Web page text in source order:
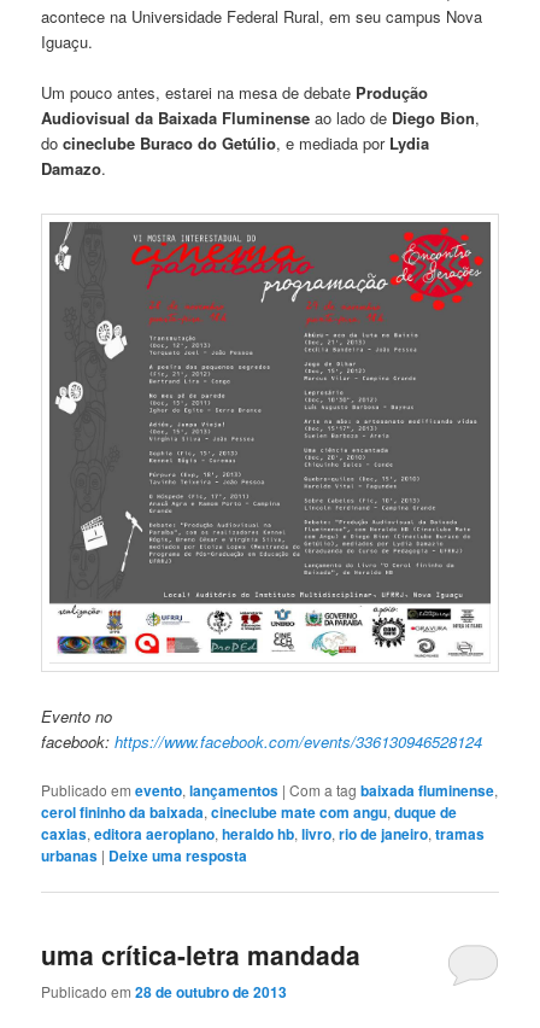
acontece na Universidade Federal Rural, em seu campus Nova
Iguaçu.
Um pouco antes, estarei na mesa de debate Produção
Audiovisual da Baixada Fluminense ao lado de Diego Bion,
do cineclube Buraco do Getúlio, e mediada por Lydia
Damazo.
Evento no
facebook:https://www.facebook.com/events/336130946528124
Publicado em evento,lançamentos |Com a tagbaixada fluminense,
cerol fininho da baixada,cineclube mate com angu,duque de
caxias,editora aeroplano,heraldo hb,livro,rio de janeiro,tramas
urbanas | Deixe uma resposta
uma crítica-letra mandada
Publicado em28 de outubro de 2013